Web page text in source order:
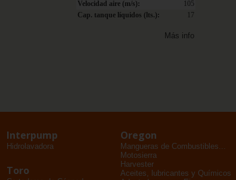
Velocidad aire (m/s):
105
Cap. tanque líquidos (lts.):
17
Más info
Interpump
Hidrolavadora
Toro
Oregon
Mangueras de Combustibles...
Motosierra
Harvester
Aceites, lubricantes y Químicos